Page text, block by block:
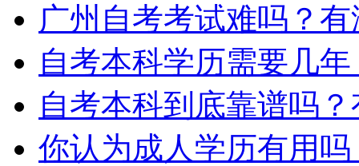
广州自考考试难吗？
自考本科学历需要几年
自考本科到底靠谱吗
你认为成人学历有用吗